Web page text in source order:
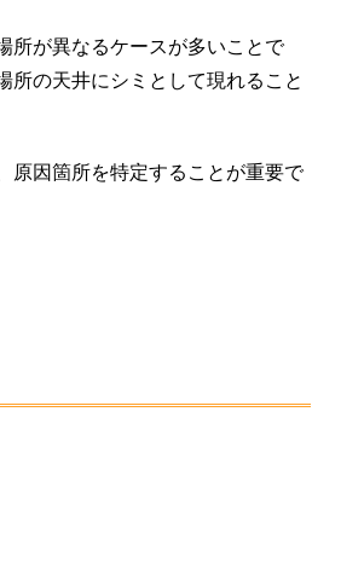
所が異なるケースが多いことで
所の天井にシミとして現れること
原因箇所を特定することが重要で